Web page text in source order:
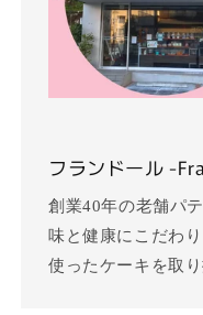
フランドール -
創業40年の老舗パ
味と健康にこだわ
使ったケーキを取